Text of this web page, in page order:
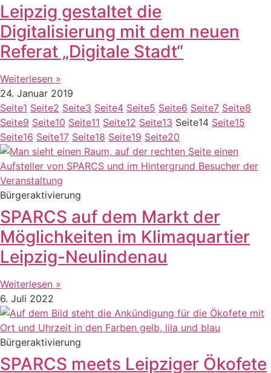
Leipzig gestaltet die
Digitalisierung mit dem neuen
Referat „Digitale Stadt“
Weiterlesen »
24. Januar 2019
Seite1 Seite2 Seite3 Seite4 Seite5 Seite6 Seite7 Seite8
Seite9 Seite10 Seite11 Seite12 Seite13 Seite14 Seite15
Seite16 Seite17 Seite18 Seite19 Seite20
Bürgeraktivierung
SPARCS auf dem Markt der
Möglichkeiten im Klimaquartier
Leipzig-Neulindenau
Weiterlesen »
6. Juli 2022
Bürgeraktivierung
SPARCS meets Leipziger Ökofete